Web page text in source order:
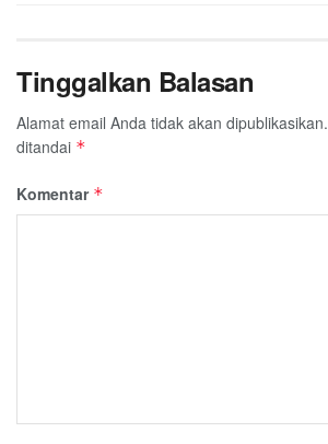
Tinggalkan Balasan
Alamat email Anda tidak akan dipublikasikan.
ditandai *
Komentar *